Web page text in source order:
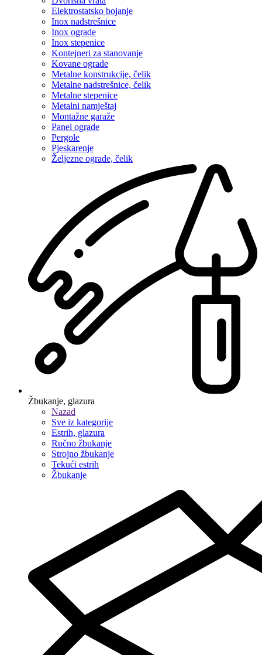
Elektrostatsko bojanje
Inox nadstrešnice
Inox ograde
Inox stepenice
Kontejneri za stanovanje
Kovane ograde
Metalne konstrukcije, čelik
Metalne nadstrešnice, čelik
Metalne stepenice
Metalni namještaj
Montažne garaže
Panel ograde
Pergole
Pjeskarenje
Željezne ograde, čelik
Žbukanje, glazura
Nazad
Sve iz kategorije
Estrih, glazura
Ručno žbukanje
Strojno žbukanje
Tekući estrih
Žbukanje